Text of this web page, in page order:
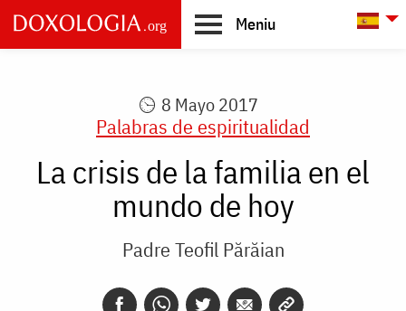
Skip to main content
Meniu
8 Mayo 2017
Palabras de espiritualidad
La crisis de la familia en el
mundo de hoy
Padre Teofil Părăian